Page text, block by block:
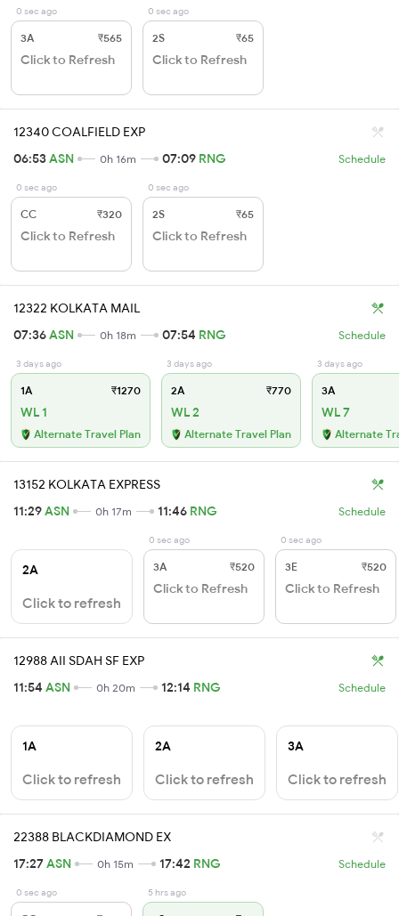
0 sec ago
3A ₹565
Click to Refresh
0 sec ago
2S ₹65
Click to Refresh
12340 COALFIELD EXP
06:53ASN 0h 16m 07:09 RNG Schedule
0 sec ago
CC ₹320
Click to Refresh
0 sec ago
2S ₹65
Click to Refresh
12322 KOLKATA MAIL
07:36ASN 0h 18m 07:54 RNG Schedule
3 days ago
1A ₹1270
WL 1
Alternate Travel Plan
3 days ago
2A ₹770
WL 2
Alternate Travel Plan
3 days ago
3A
WL 7
Alternate
13152 KOLKATA EXPRESS
11:29ASN 0h 17m 11:46 RNG Schedule
2A
Click to refresh
0 sec ago
3A ₹520
Click to Refresh
0 sec ago
3E ₹520
Click to Refresh
12988 AII SDAH SF EXP
11:54 ASN 0h 20m 12:14 RNG Schedule
1A
Click to refresh
2A
Click to refresh
3A
Click to refresh
22388 BLACKDIAMOND EX
17:27ASN 0h 15m 17:42 RNG Schedule
0 sec ago 5 hrs ago